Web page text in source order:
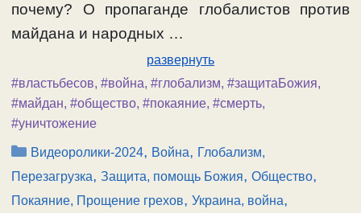
почему? О пропаганде глобалистов против
майдана и народных …
развернуть
#властьбесов, #война, #глобализм, #защитаБожия,
#майдан, #общество, #покаяние, #смерть,
#уничтожение
Рубрики
Видеоролики-2024, Война, Глобализм,
Перезагрузка, Защита, помощь Божия, Общество,
Покаяние, Прощение грехов, Украина, война,